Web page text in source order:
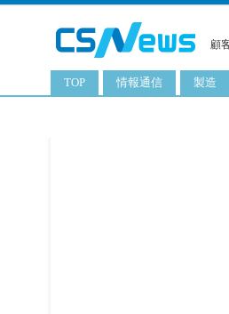
顧
TOP 情報通信 製造